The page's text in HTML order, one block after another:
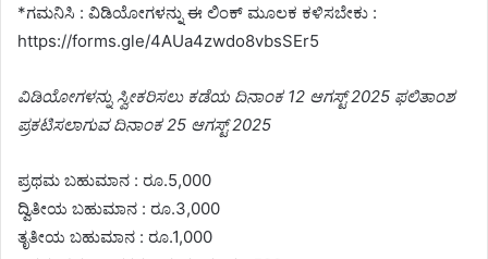
*ಗಮನಿಸಿ : ವಿಡಿಯೋಗಳನ್ನು ಈ ಲಿಂಕ್‌ ಮೂಲಕ ಕಳಿಸಬೇಕು :
https://forms.gle/4AUa4zwdo8vbsSEr5
ವಿಡಿಯೋಗಳನ್ನು ಸ್ವೀಕರಿಸಲು ಕಡೆಯ ದಿನಾಂಕ 12 ಆಗಸ್ಟ್ 2025 ಫಲಿತಾಂಶ
ಪ್ರಕಟಿಸಲಾಗುವ ದಿನಾಂಕ 25 ಆಗಸ್ಟ್ 2025
ಪ್ರಥಮ ಬಹುಮಾನ : ರೂ.5,000
ದ್ವಿತೀಯ ಬಹುಮಾನ : ರೂ.3,000
ತೃತೀಯ ಬಹುಮಾನ : ರೂ.1,000